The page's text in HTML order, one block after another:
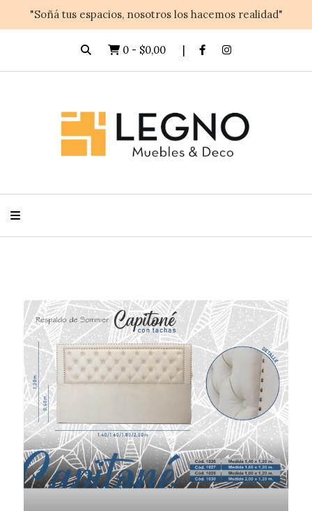
"Soñá tus espacios, nosotros los hacemos realidad"
0 - $0,00